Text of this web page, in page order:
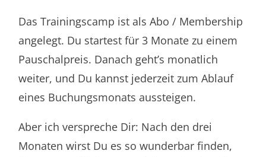
Das Trainingscamp ist als Abo / Membership
angelegt. Du startest für 3 Monate zu einem
Pauschalpreis. Danach geht’s monatlich
weiter, und Du kannst jederzeit zum Ablauf
eines Buchungsmonats aussteigen.
Aber ich verspreche Dir: Nach den drei
Monaten wirst Du es so wunderbar finden,